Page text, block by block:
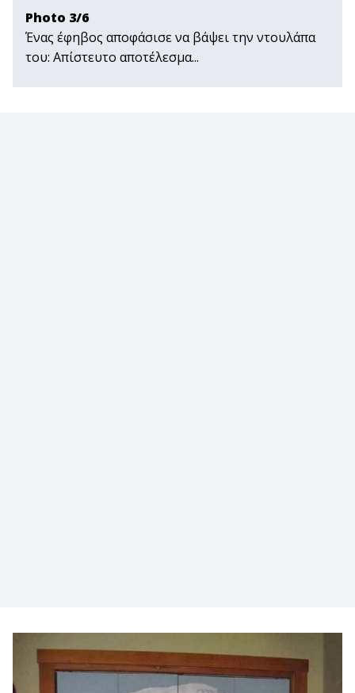
Photo 3/6
Ένας έφηβος αποφάσισε να βάψει την ντουλάπα
του: Απίστευτο αποτέλεσμα...